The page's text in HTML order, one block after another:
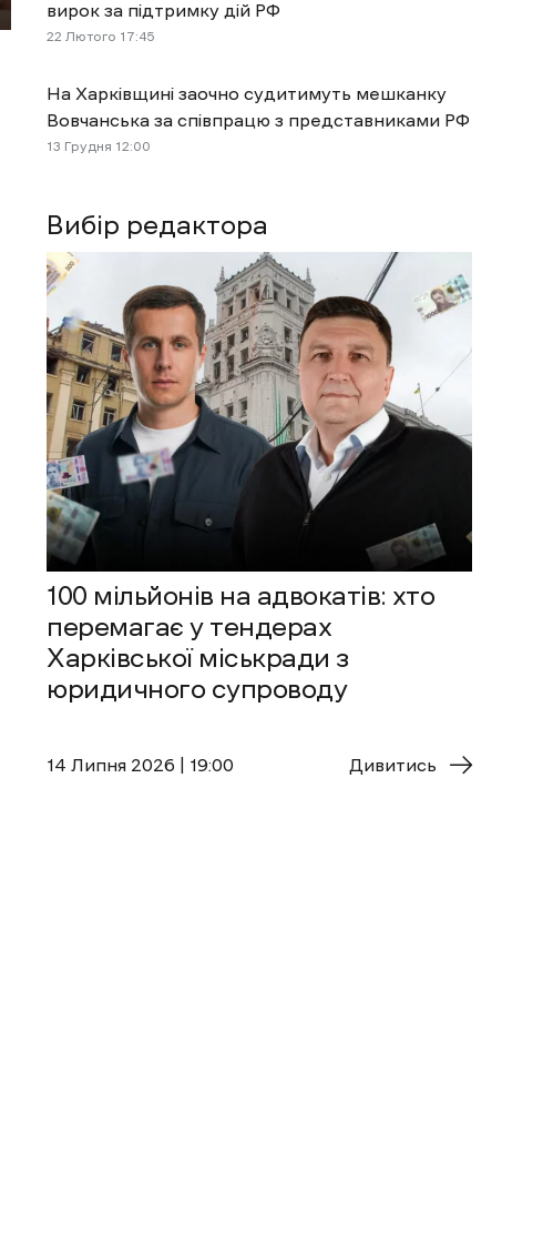
Вибір редактора
100 мільйонів на адвокатів: хто
перемагає у тендерах
Харківської міськради з
юридичного супроводу
14 Липня 2026 | 19:00 Дивитись
вирок за підтримку дій РФ
22 Лютого 17:45
На Харківщині заочно судитимуть мешканку
Вовчанська за співпрацю з представниками РФ
13 Грудня 12:00